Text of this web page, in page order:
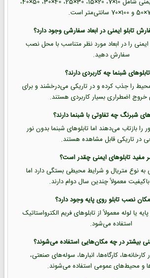
است.
ایمنی را در ابعاد مورد نظر متناسب با محل نصب
سفارش دهید.
محیط را جذب کرده و در تاریکی می‌درخشند و برای
اضطراری بسیار کاربردی هستند.
را بازتاب می‌دهند اما تابلوهای شبنما بدون نور
در تاریکی قابل مشاهده هستند.
به نوع متریال و شرایط محیطی بستگی دارد اما
معمولاً چندین سال دوام دارند.
یا لوله معمولاً از تابلوهای فریم الکترواستاتیک
استفاده می‌شود.
کارخانه‌ها، کارگاه‌ها، انبارها، سوله‌های صنعتی،
و محیط‌های عمومی استفاده می‌شوند.